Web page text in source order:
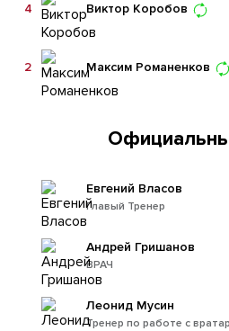
Виктор Коробов
4
Максим Романенков
2
Главый Тренер
Евгений Власов
ВРАЧ
Андрей Гришанов
Тренер по работе с
Леонид Мусин